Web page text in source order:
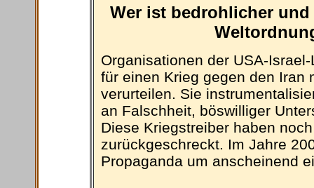
Wer ist bedrohlicher
Organisationen der USA-
für einen Krieg gegen den Iran
verurteilen. Sie
an Falschheit, böswilliger
Diese Kriegstreiber haben
zurückgeschreckt. Im Jahre
Propaganda um anscheinend